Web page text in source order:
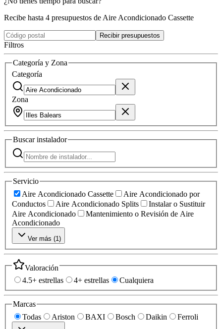
Recibe hasta 4 presupuestos de Aire Acondicionado Cassette
Recibir presupuestos
Filtros
Categoría y Zona
Categoría
Zona
Buscarinstalador
Servicio
Aire Acondicionado Cassette
Aire Acondicionado por
Conductos
Aire Acondicionado Splits
Instalar o Sustituir
Aire Acondicionado
Mantenimiento o Revisión de Aire
Acondicionado
Ver más (1)
Valoración
4.5+ estrellas
4+ estrellas Cualquiera
Marcas
Todas
Ariston BAXI Bosch Daikin Ferroli